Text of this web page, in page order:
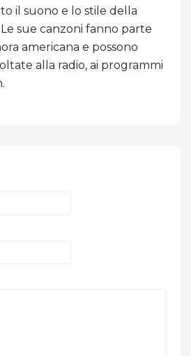
il suono e lo stile della
sue canzoni fanno parte
americana e possono
alla radio, ai programmi